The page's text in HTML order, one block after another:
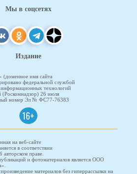
Мы в соцсетях
Издание
(доменное имя сайта
федеральной службой
информационных технологий
(Роскомнадзор) 26 июля
номер Эл № ФС77-76383
16+
на веб-сайте
в соответствии
авторском праве.
и фотоматериалов является ООО
материалов без гиперрассылки на